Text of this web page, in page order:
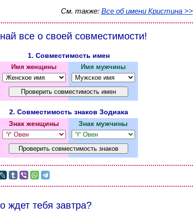
См. также: Все об имени Кристина >>
все о своей совместимости!
1. Совместимость имен
Имя женщины Имя мужчины
2. Совместимость знаков Зодиака
Знак женщины
Знак мужчины
ждет тебя завтра?